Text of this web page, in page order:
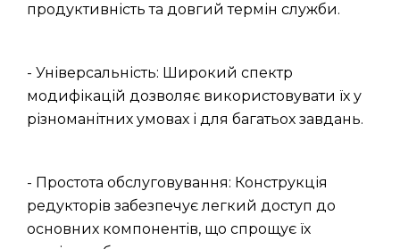
продуктивність та довгий термін служби.
- Універсальність: Широкий спектр
модифікацій дозволяє використовувати їх у
різноманітних умовах і для багатьох завдань.
- Простота обслуговування: Конструкція
редукторів забезпечує легкий доступ до
основних компонентів, що спрощує їх